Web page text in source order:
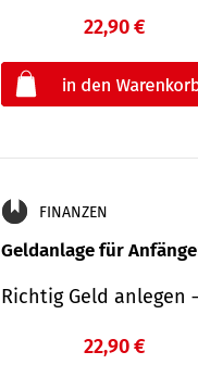
22,90 €
FINANZEN
Geldanlage für
Richtig Geld
22,90 €